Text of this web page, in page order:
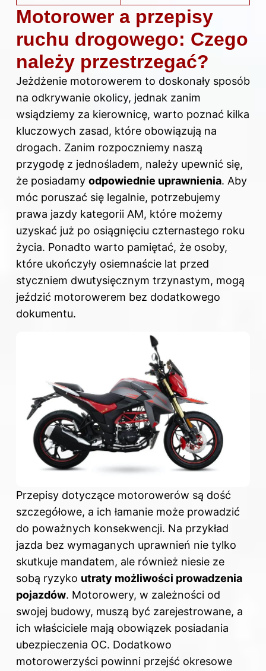
Motorower a przepisy
ruchu drogowego: Czego
należy przestrzegać?
Jeżdżenie motorowerem to doskonały sposób
na odkrywanie okolicy, jednak zanim
wsiądziemy za kierownicę, warto poznać kilka
kluczowych zasad, które obowiązują na
drogach. Zanim rozpoczniemy naszą
przygodę z jednośladem, należy upewnić się,
że posiadamy odpowiednie uprawnienia. Aby
móc poruszać się legalnie, potrzebujemy
prawa jazdy kategorii AM, które możemy
uzyskać już po osiągnięciu czternastego roku
życia. Ponadto warto pamiętać, że osoby,
które ukończyły osiemnaście lat przed
styczniem dwutysięcznym trzynastym, mogą
jeździć motorowerem bez dodatkowego
dokumentu.
Przepisy dotyczące motorowerów są dość
szczegółowe, a ich łamanie może prowadzić
do poważnych konsekwencji. Na przykład
jazda bez wymaganych uprawnień nie tylko
skutkuje mandatem, ale również niesie ze
sobą ryzyko utraty możliwości prowadzenia
pojazdów. Motorowery, w zależności od
swojej budowy, muszą być zarejestrowane, a
ich właściciele mają obowiązek posiadania
ubezpieczenia OC. Dodatkowo
motorowerzyści powinni przejść okresowe